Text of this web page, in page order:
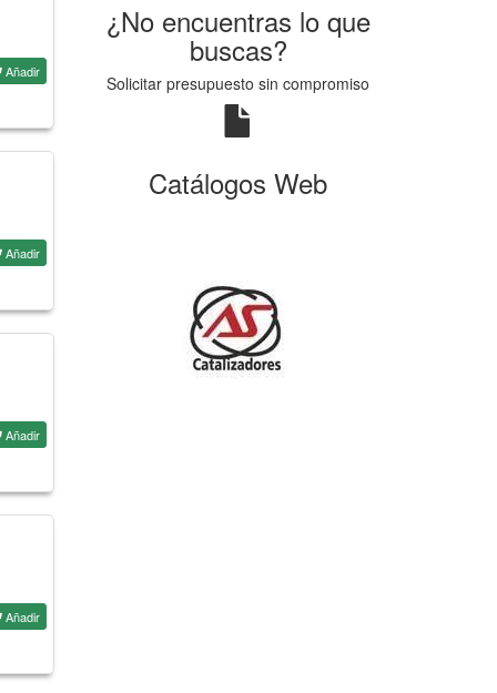
Añadir
Añadir
Añadir
Añadir
¿No encuentras lo que
buscas?
Solicitar presupuesto sin compromiso
Catálogos Web